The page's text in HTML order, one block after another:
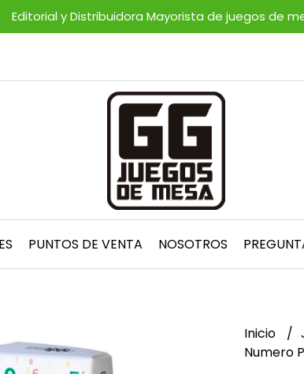
Editorial y Distribuidora Mayorista de juegos de
PUNTOS DE VENTA NOSOTROS
Inicio
Numero